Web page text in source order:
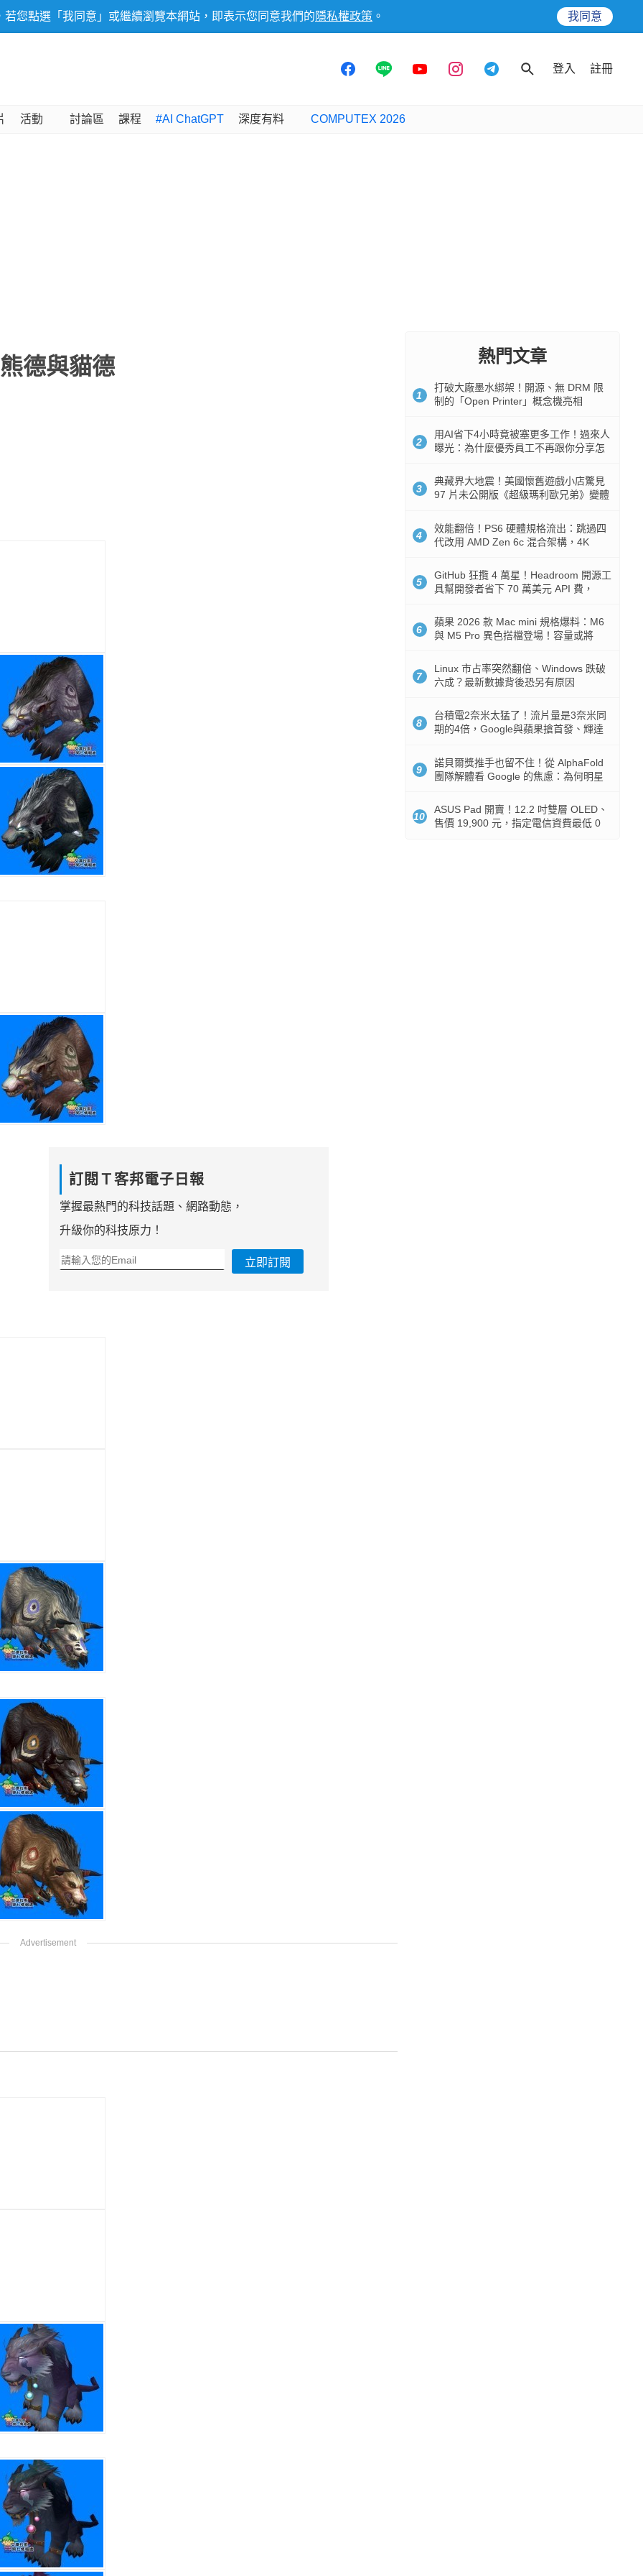
您點選「我同意」或繼續瀏覽本網站，即表示您同意我們的 隱私權政策 。 我同意
登入 註冊
活動 討論區 課程 #AI ChatGPT 深度有料 COMPUTEX 2026
德與貓德
訂閱Ｔ客邦電子日報
掌握最熱門的科技話題、網路動態，
升級你的科技原力！
立即訂閱
熱門文章
1
打破大廠墨水綁架！開源、無 DRM 限
制的「Open Printer」概念機亮相
2
用AI省下4小時竟被塞更多工作！過來人
曝光：為什麼優秀員工不再跟你分享怎
3
典藏界大地震！美國懷舊遊戲小店驚見
97 片未公開版《超級瑪利歐兄弟》變體
4
效能翻倍！PS6 硬體規格流出：跳過四
代改用 AMD Zen 6c 混合架構，4K
5
GitHub 狂攬 4 萬星！Headroom 開源工
具幫開發者省下 70 萬美元 API 費，
6
蘋果 2026 款 Mac mini 規格爆料：M6
與 M5 Pro 異色搭檔登場！容量或將
7
Linux 市占率突然翻倍、Windows 跌破
六成？最新數據背後恐另有原因
8
台積電2奈米太猛了！流片量是3奈米同
期的4倍，Google與蘋果搶首發、輝達
9
諾貝爾獎推手也留不住！從 AlphaFold
團隊解體看 Google 的焦慮：為何明星
10
ASUS Pad 開賣！12.2 吋雙層 OLED、
售價 19,900 元，指定電信資費最低 0